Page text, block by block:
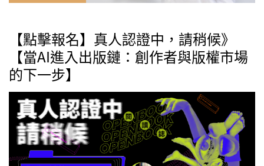
【點擊報名】真人認證中，請稍候》
【當AI進入出版鏈：創作者與版權市場
的下一步】